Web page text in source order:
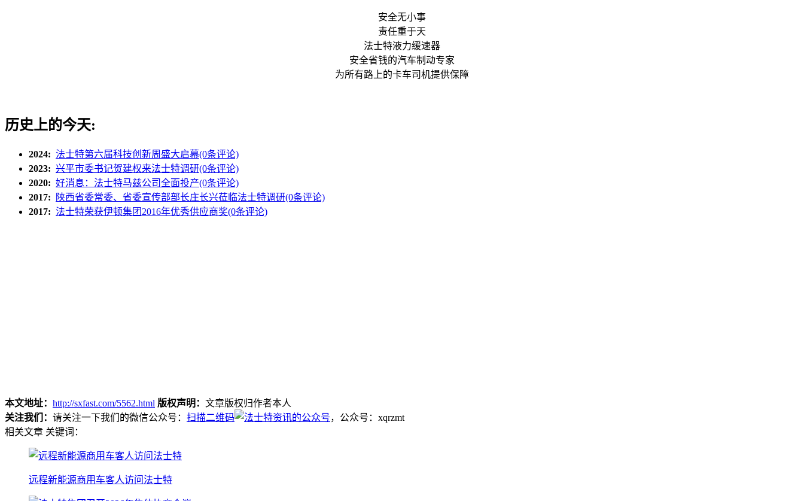
安全无小事
责任重于天
法士特液力缓速器
安全省钱的汽车制动专家
为所有路上的卡车司机提供保障
历史上的今天:
2024: 法士特第六届科技创新周盛大启幕(0条评论)
2023: 兴平市委书记贺建权来法士特调研(0条评论)
2020: 好消息：法士特马兹公司全面投产(0条评论)
2017:
陕西省委常委、省委宣传部部长庄长兴莅临法士特调研(0条评论)
2017: 法士特荣获伊顿集团2016年优秀供应商奖(0条评论)
本文地址： http://sxfast.com/5562.html 版权声明： 文章版权归作者本人
关注我们： 请关注一下我们的微信公众号： 扫描二维码
，公众号：xqrzmt
相关文章 关键词：
远程新能源商用车客人访问法士特